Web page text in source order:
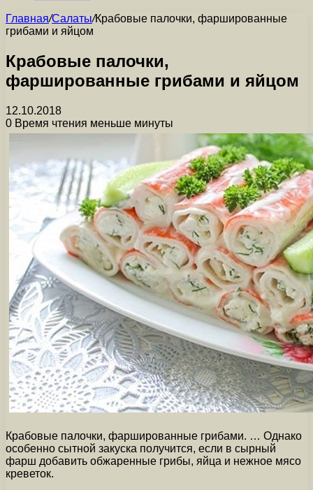
Главная/Салаты/Крабовые палочки, фаршированные
грибами и яйцом
Крабовые палочки,
фаршированные грибами и яйцом
12.10.2018
0 Время чтения меньше минуты
Крабовые палочки, фаршированные грибами. … Однако
особенно сытной закуска получится, если в сырный
фарш добавить обжаренные грибы, яйца и нежное мясо
креветок.